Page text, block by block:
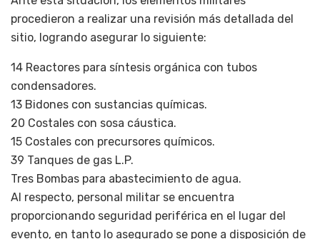
procedieron a realizar una revisión más detallada del
sitio, logrando asegurar lo siguiente:
14 Reactores para síntesis orgánica con tubos
condensadores.
13 Bidones con sustancias químicas.
20 Costales con sosa cáustica.
15 Costales con precursores químicos.
39 Tanques de gas L.P.
Tres Bombas para abastecimiento de agua.
Al respecto, personal militar se encuentra
proporcionando seguridad periférica en el lugar del
evento, en tanto lo asegurado se pone a disposición de